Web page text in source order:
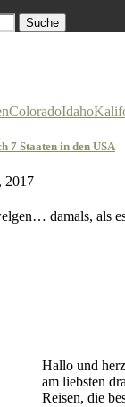
Suche
ColoradoIdaho
7 Staaten in den USA
2017
damals, als
Hallo und
am liebsten
Reisen, die